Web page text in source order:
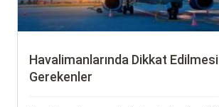
Havalimanlarında Dikkat Edilmesi
Gerekenler